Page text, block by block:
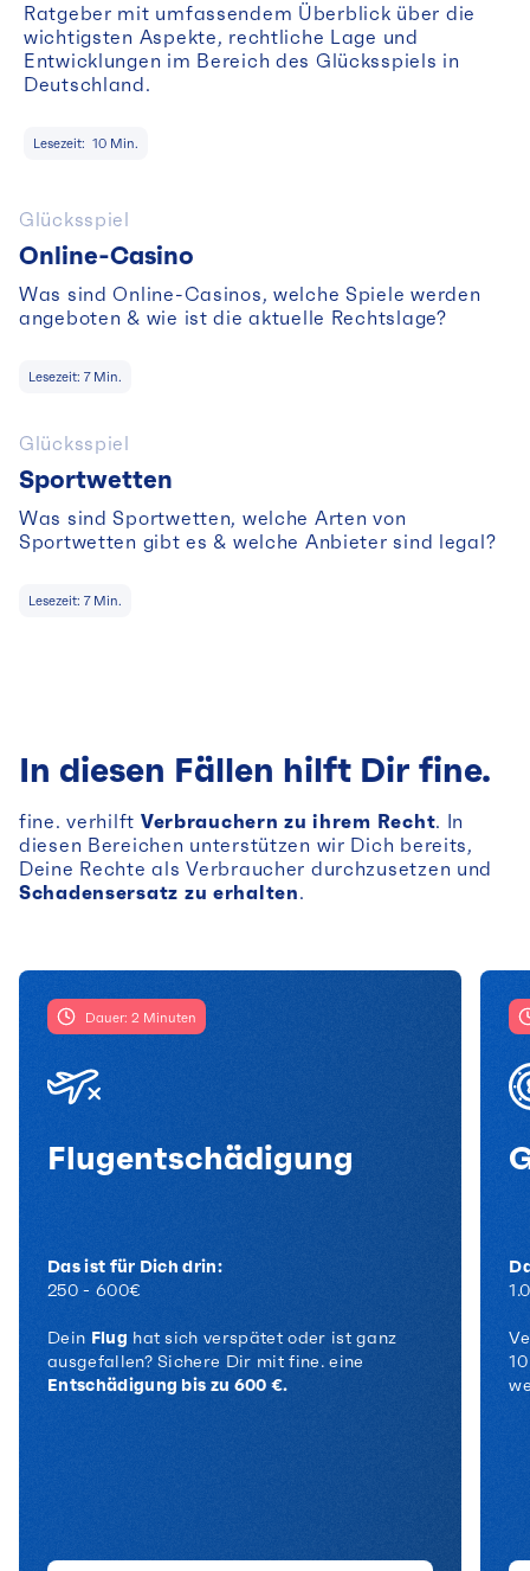
Ratgeber mit umfassendem Überblick über die
wichtigsten Aspekte, rechtliche Lage und
Entwicklungen im Bereich des Glücksspiels in
Deutschland.
Lesezeit: 10 Min.
Glücksspiel
Online-Casino
Was sind Online-Casinos, welche Spiele werden
angeboten & wie ist die aktuelle Rechtslage?
Lesezeit: 7Min.
Glücksspiel
Sportwetten
Was sind Sportwetten, welche Arten von
Sportwetten gibt es & welche Anbieter sind legal?
Lesezeit: 7Min.
In diesen Fällen hilft Dir fine.
fine. verhilft Verbrauchern zu ihrem Recht. In
diesen Bereichen unterstützen wir Dich bereits,
Deine Rechte als Verbraucher durchzusetzen und
Schadensersatz zu erhalten.
Dauer: 2 Minuten
Flugentschädigung
Das ist für Dich drin:
250 - 600€
Dein Flug hat sich verspätet oder ist ganz
ausgefallen?Sichere Dir mit fine. eine
Entschädigung bis zu 600 €.